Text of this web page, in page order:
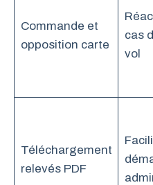
Commande et
opposition carte
cas
vol
Téléchargement
relevés PDF